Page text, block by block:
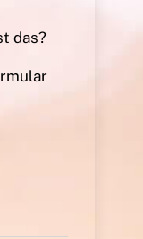
das?